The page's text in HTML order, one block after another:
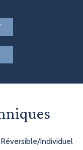
Individuel